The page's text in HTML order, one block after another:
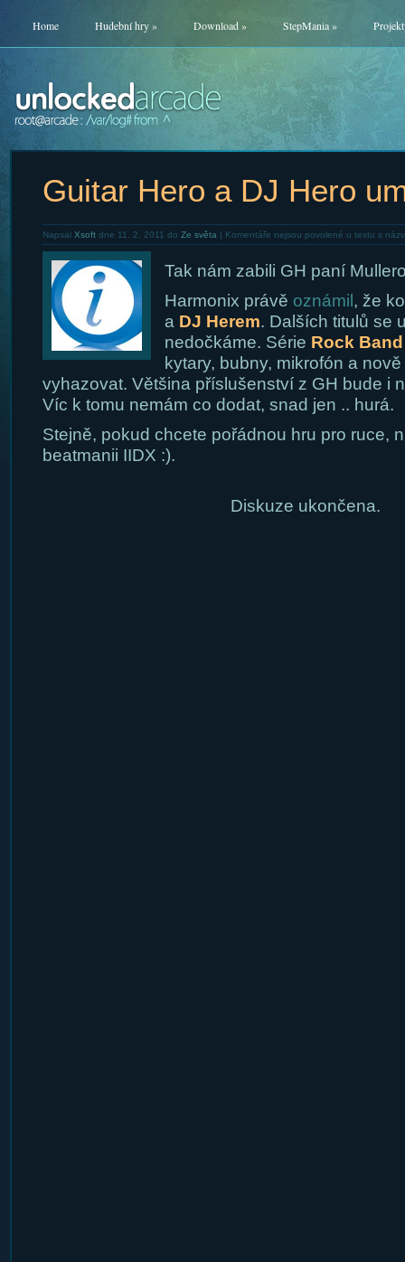
Home Hudební hry» Download» StepMania»
Guitar Hero a DJ Hero
Napsal Xsoftdne 11. 2. 2011 do Ze světa | Komentáře nejsou povolené u textu s
Tak nám zabili GH paní
Harmonix právě oznámil , že
a DJ Herem. Dalších titulů se
nedočkáme. Série Rock Band
kytary, bubny, mikrofón a
vyhazovat. Většina příslušenství z GH bude i
Víc k tomu nemám co dodat, snad jen .. hurá.
Stejně, pokud chcete pořádnou hru pro ruce,
beatmanii IIDX :).
Diskuze ukončena.